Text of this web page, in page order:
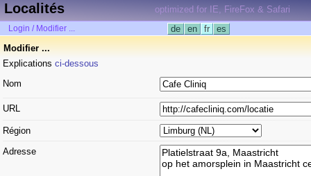
Localités optimized for IE, FireFox & Safari
Login / Modifier ... de en fr
es
Modifier ...
Explications ci-dessous
Nom
URL
Région
Adresse